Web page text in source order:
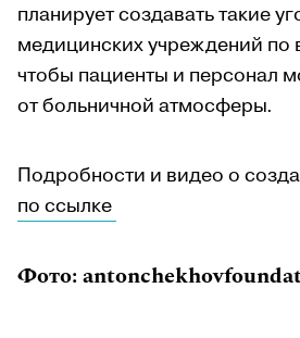
планирует создавать такие
медицинских учреждений по
чтобы пациенты и персонал
от больничной атмосферы.
Подробности и видео о
по ссылке
Фото: